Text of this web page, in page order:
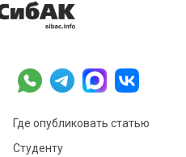
Где опубликовать статью
Студенту